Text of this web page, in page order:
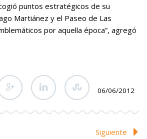
puntos estratégicos de su
Martiánez y el Paseo de Las
por aquella época”, agregó
06/06/2012
Siguiente